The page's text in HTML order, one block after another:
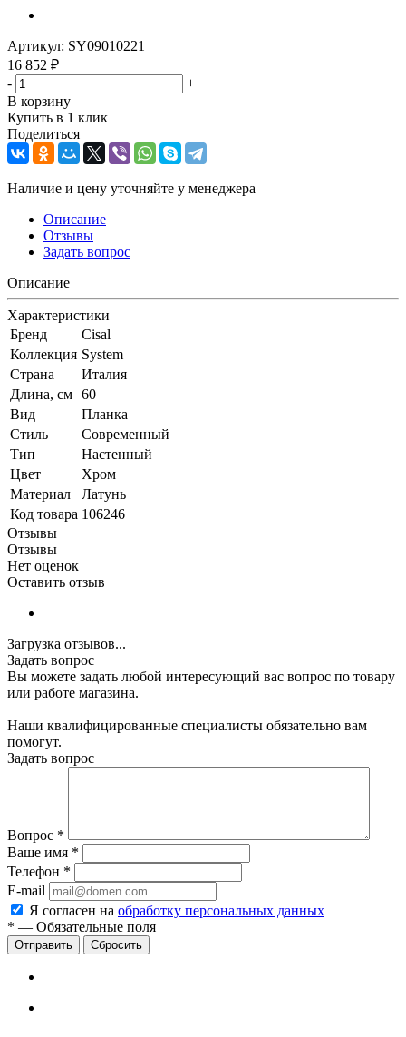
Артикул: SY09010221
16 852 ₽
-
+
В корзину
Купить в 1 клик
Поделиться
Наличие и цену уточняйте у менеджера
Описание
Отзывы
Задать вопрос
Описание
Характеристики
Бренд
Cisal
Коллекция System
Страна
Италия
Длина, см 60
Вид
Планка
Стиль
Современный
Тип
Настенный
Цвет
Хром
Материал
Латунь
Код товара 106246
Отзывы
Отзывы
Нет оценок
Оставить отзыв
Загрузка отзывов...
Задать вопрос
Вы можете задать любой интересующий вас вопрос по товару
или работе магазина.
Наши квалифицированные специалисты обязательно вам
помогут.
Задать вопрос
Вопрос *
Ваше имя *
Телефон *
E-mail
Я согласен на обработку персональных данных
* — Обязательные поля
Сбросить